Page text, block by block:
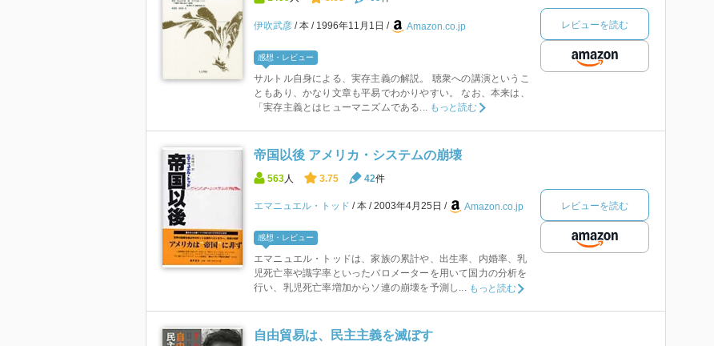
伊吹武彦 本 1996年11月1日 Amazon.co.jp
感想・レビュー
サルトル自身による、実存主義の解説。 聴衆への講演というこ
ともあり、かなり文章も平易でわかりやすい。 なお、本来は、
「実存主義とはヒューマニズムである...
もっと読む
レビューを読む
帝国以後 アメリカ・システムの崩壊
563 人 3.75 42件
エマニュエル・トッド 本 2003年4月25日 Amazon.co.jp
感想・レビュー
エマニュエル・トッドは、家族の累計や、出生率、内婚率、乳
児死亡率や識字率といったバロメーターを用いて国力の分析を
行い、乳児死亡率増加からソ連の崩壊を予測し... もっと読む
レビューを読む
自由貿易は、民主主義を滅ぼす